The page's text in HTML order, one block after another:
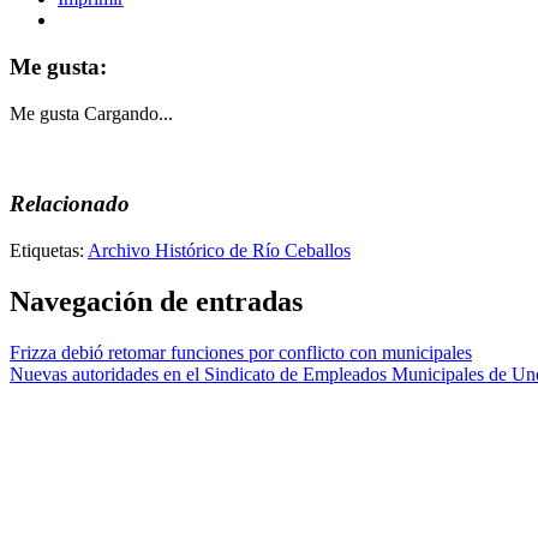
Me gusta:
Me gusta Cargando...
Relacionado
Etiquetas: Archivo Histórico de Río Ceballos
Navegación de entradas
Frizza debió retomar funciones por conflicto con municipales
Nuevas autoridades en el Sindicato de Empleados Municipales de